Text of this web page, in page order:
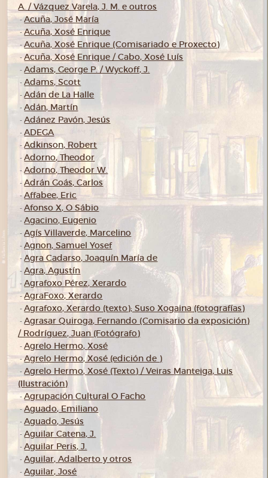
A. / Vázquez Varela, J. M. e outros
-Acuña, José María
-Acuña, Xosé Enrique
-Acuña, Xosé Enrique (Comisariado e Proxecto)
-Acuña, Xosé Enrique / Cabo, Xosé Luís
-Adams, George P. / Wyckoff, J.
-Adams, Scott
-Adán de La Halle
-Adán, Martín
-Adánez Pavón, Jesús
-ADEGA
-Adkinson, Robert
-Adorno, Theodor
-Adorno, Theodor W.
-Adrán Goás, Carlos
-Affabee, Eric
-Afonso X, O Sábio
-Agacino, Eugenio
-Agís Villaverde, Marcelino
-Agnon, Samuel Yosef
-Agra Cadarso, Joaquín María de
-Agra, Agustín
-Agrafoxo Pérez, Xerardo
-AgraFoxo, Xerardo
-Agrafoxo, Xerardo (texto); Suso Xogaina (fotografías)
-Agrasar Quiroga, Fernando (Comisario da exposición)
/ Rodríguez, Juan (Fotógrafo)
-Agrelo Hermo, Xosé
-Agrelo Hermo, Xosé (edición de )
-Agrelo Hermo, Xosé (Texto) / Veiras Manteiga, Luis
(Ilustración)
-Agrupación Cultural O Facho
-Aguado, Emiliano
-Aguado, Jesús
-Aguilar Catena, J.
-Aguilar Peris, J.
-Aguilar, Adalberto y otros
-Aguilar, José